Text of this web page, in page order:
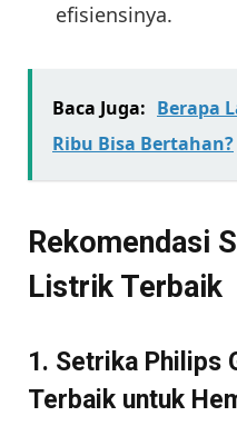
efisiensinya.
Baca Juga: Berapa
Ribu Bisa Bertahan?
Rekomendasi
Listrik Terbaik
1. Setrika Philips
Terbaik untuk